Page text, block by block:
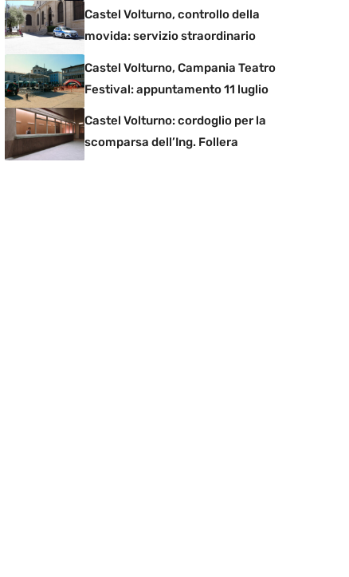
Castel Volturno, controllo della
movida: servizio straordinario
Castel Volturno, Campania Teatro
Festival: appuntamento 11 luglio
Castel Volturno: cordoglio per la
scomparsa dell’Ing. Follera